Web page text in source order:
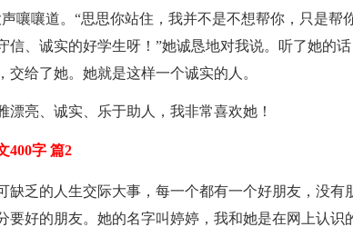
嚷嚷道。“思思你站住，我并不是不想帮你，只是帮
信、诚实的好学生呀！”她诚恳地对我说。听了她的
交给了她。她就是这样一个诚实的人。
漂亮、诚实、乐于助人，我非常喜欢她！
400字 篇2
缺乏的人生交际大事，每一个都有一个好朋友，没有
要好的朋友。她的名字叫婷婷，我和她是在网上认识